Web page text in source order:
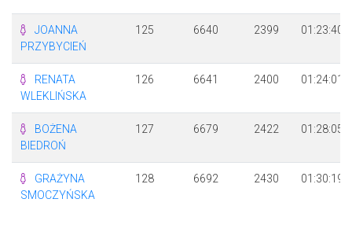
JOANNA
PRZYBYCIEŃ
125 6640 2399 01:23:40
RENATA
WLEKLIŃSKA
126 6641 2400 01:24:01
BOŻENA
BIEDROŃ
127 6679 2422 01:28:05
GRAŻYNA
SMOCZYŃSKA
128 6692 2430 01:30:19